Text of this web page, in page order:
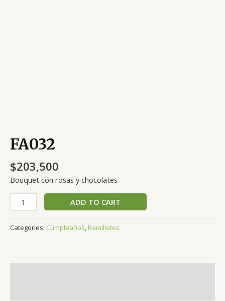
FA032
$203,500
Bouquet con rosas y chocolates
FA032
quantity
ADD TO CART
Categories: Cumpleaños,Ramilletes